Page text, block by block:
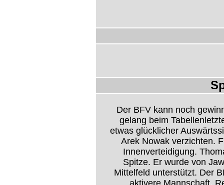
Der BFV kann noch
gelang beim
etwas glücklicher
Arek Nowak verzichten.
Innenverteidigung.
Spitze. Er wurde von
Mittelfeld unterstützt. Der
aktivere Mannschaft.